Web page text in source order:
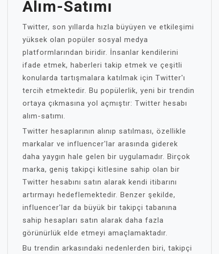
Alım-Satımı
Twitter, son yıllarda hızla büyüyen ve etkileşimi
yüksek olan popüler sosyal medya
platformlarından biridir. İnsanlar kendilerini
ifade etmek, haberleri takip etmek ve çeşitli
konularda tartışmalara katılmak için Twitter'ı
tercih etmektedir. Bu popülerlik, yeni bir trendin
ortaya çıkmasına yol açmıştır: Twitter hesabı
alım-satımı.
Twitter hesaplarının alınıp satılması, özellikle
markalar ve influencer'lar arasında giderek
daha yaygın hale gelen bir uygulamadır. Birçok
marka, geniş takipçi kitlesine sahip olan bir
Twitter hesabını satın alarak kendi itibarını
artırmayı hedeflemektedir. Benzer şekilde,
influencer'lar da büyük bir takipçi tabanına
sahip hesapları satın alarak daha fazla
görünürlük elde etmeyi amaçlamaktadır.
Bu trendin arkasındaki nedenlerden biri, takipçi